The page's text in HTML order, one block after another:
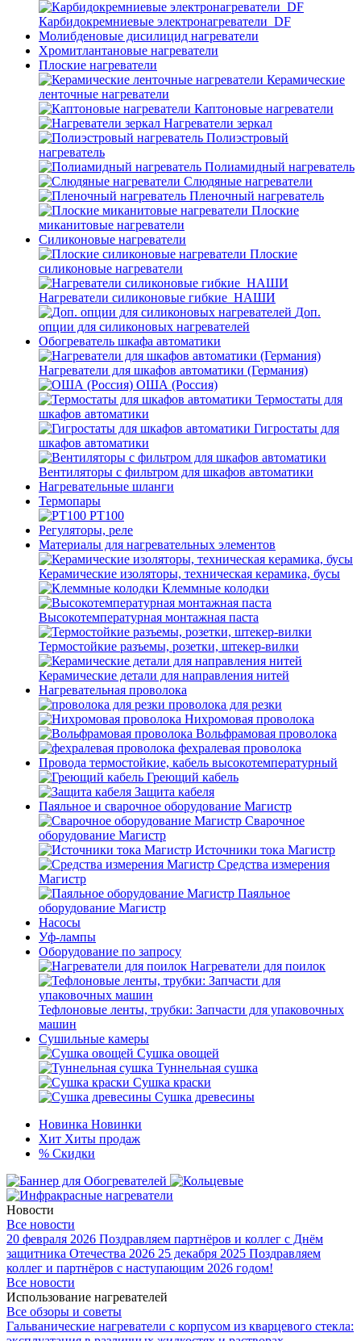
Карбидокремниевые электронагреватели_DF
Молибденовые дисилицид нагреватели
Хромитлантановые нагреватели
Плоские нагреватели
Керамические
ленточные нагреватели
Каптоновые нагреватели
Нагреватели зеркал
Полиэстровый
нагреватель
Полиамидный нагреватель
Слюдяные нагреватели
Пленочный нагреватель
Плоские
миканитовые нагреватели
Силиконовые нагреватели
Плоские
силиконовые нагреватели
Нагреватели силиконовые гибкие_НАШИ
Доп.
опции для силиконовых нагревателей
Обогреватель шкафа автоматики
Нагреватели для шкафов автоматики (Германия)
ОША (Россия)
Термостаты для
шкафов автоматики
Гигростаты для
шкафов автоматики
Вентиляторы с фильтром для шкафов автоматики
Нагревательные шланги
Термопары
PT100
Регуляторы, реле
Материалы для нагревательных элементов
Керамические изоляторы, техническая керамика, бусы
Клеммные колодки
Высокотемпературная монтажная паста
Термостойкие разъемы, розетки, штекер-вилки
Керамические детали для направления нитей
Нагревательная проволока
проволока для резки
Нихромовая проволока
Вольфрамовая проволока
фехралевая проволока
Провода термостойкие, кабель высокотемпературный
Греющий кабель
Защита кабеля
Паяльное и сварочное оборудование Магистр
Сварочное
оборудование Магистр
Источники тока Магистр
Средства измерения
Магистр
Паяльное
оборудование Магистр
Насосы
Уф-лампы
Оборудование по запросу
Нагреватели для поилок
Тефлоновые ленты, трубки: Запчасти для упаковочных
машин
Сушильные камеры
Сушка овощей
Туннельная сушка
Сушка краски
Сушка древесины
Новинка Новинки
Хит Хиты продаж
% Скидки
Новости
Все новости
20 февраля 2026 Поздравляем партнёров и коллег с Днём
защитника Отечества 2026 25 декабря 2025 Поздравляем
коллег и партнёров с наступающим 2026 годом!
Все новости
Использование нагревателей
Все обзоры и советы
Гальванические нагреватели с корпусом из кварцевого стекла: